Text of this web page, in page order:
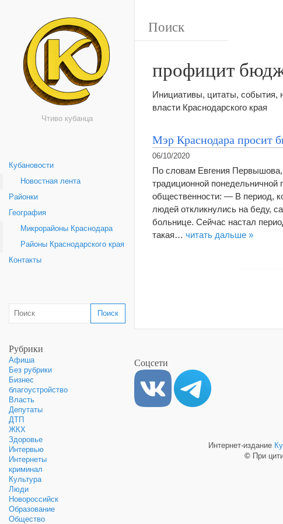
Чтиво кубанца
Кубановости
Новостная лента
Районки
География
Микрорайоны Краснодара
Районы Краснодарского края
Контакты
Рубрики
Афиша
Без рубрики
Бизнес
благоустройство
Власть
Депутаты
ДТП
ЖКХ
Здоровье
Интервью
Интернеты
криминал
Культура
Люди
Новороссийск
Образование
Общество
профицит
Инициативы, цитаты, события,
власти Краснодарского края
Мэр Краснодара просит
06/10/2020
По словам Евгения
традиционной понедельничной
общественности: — В период,
людей откликнулись на беду,
больнице. Сейчас настал
такая… читать дальше »
Соцсети
Интернет-издание
© При